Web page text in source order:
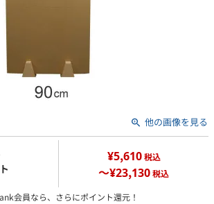
他の画像を見る
¥5,610 税込
～¥23,130税込
会員なら、さらにポイント還元！